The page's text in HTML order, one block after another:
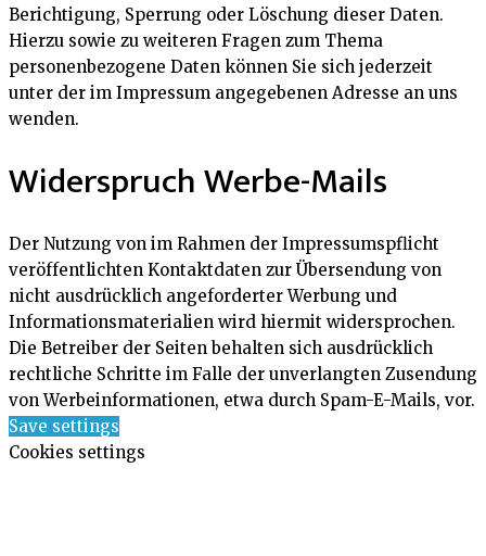
Berichtigung, Sperrung oder Löschung dieser Daten.
Hierzu sowie zu weiteren Fragen zum Thema
personenbezogene Daten können Sie sich jederzeit
unter der im Impressum angegebenen Adresse an uns
wenden.
Widerspruch Werbe-Mails
Der Nutzung von im Rahmen der Impressumspflicht
veröffentlichten Kontaktdaten zur Übersendung von
nicht ausdrücklich angeforderter Werbung und
Informationsmaterialien wird hiermit widersprochen.
Die Betreiber der Seiten behalten sich ausdrücklich
rechtliche Schritte im Falle der unverlangten Zusendung
von Werbeinformationen, etwa durch Spam-E-Mails, vor.
Save settings
Cookies settings